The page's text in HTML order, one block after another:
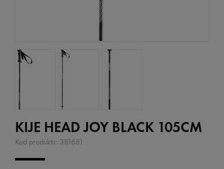
KIJE HEAD JOY BLACK 105CM
Kod produktu: 381681